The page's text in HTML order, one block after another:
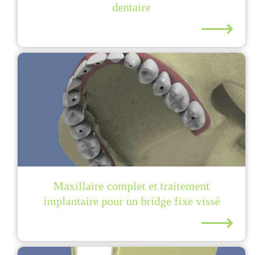
dentaire
⟶
Maxillaire complet et traitement
implantaire pour un bridge fixe vissé
⟶